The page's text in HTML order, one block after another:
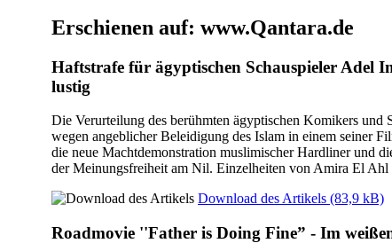
Erschienen auf: www.Qantara.de
Haftstrafe für ägyptischen Schauspieler Adel
lustig
Die Verurteilung des berühmten ägyptischen Komikers und
wegen angeblicher Beleidigung des Islam in einem seiner
die neue Machtdemonstration muslimischer Hardliner und
der Meinungsfreiheit am Nil. Einzelheiten von Amira El
Download des Artikels (83,9 kB)
Roadmovie ''Father is Doing Fine” - Im